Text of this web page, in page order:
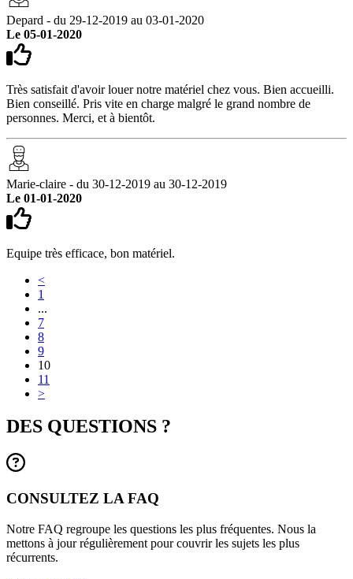
Depard - du 29-12-2019 au 03-01-2020
Le 05-01-2020
Très satisfait d'avoir louer notre matériel chez vous. Bien accueilli.
Bien conseillé. Pris vite en charge malgré le grand nombre de
personnes. Merci, et à bientôt.
Marie-claire - du 30-12-2019 au 30-12-2019
Le 01-01-2020
Equipe très efficace, bon matériel.
<
1
...
7
8
9
10
11
>
DES QUESTIONS ?
CONSULTEZ LA FAQ
Notre FAQ regroupe les questions les plus fréquentes. Nous la
mettons à jour régulièrement pour couvrir les sujets les plus
récurrents.